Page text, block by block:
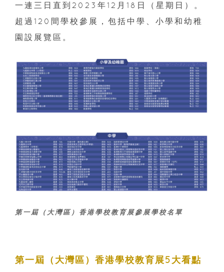
一連三日直到2023年12月18日（星期日）。
超過120間學校參展，包括中學、小學和幼稚
園設展覽區。
第一屆（大灣區）香港學校教育展參展學校名單
第一屆（大灣區）香港學校教育展5大看點